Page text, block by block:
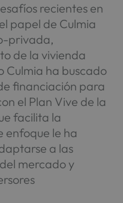
recientes en
papel de Culmia
privada,
de la vivienda
Culmia ha buscado
financiación para
el Plan Vive de la
facilita la
enfoque le ha
a las
mercado y